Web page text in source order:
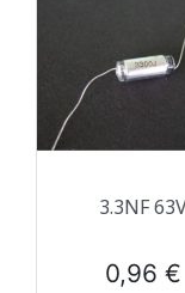
3.3NF
Prix
0,96 €